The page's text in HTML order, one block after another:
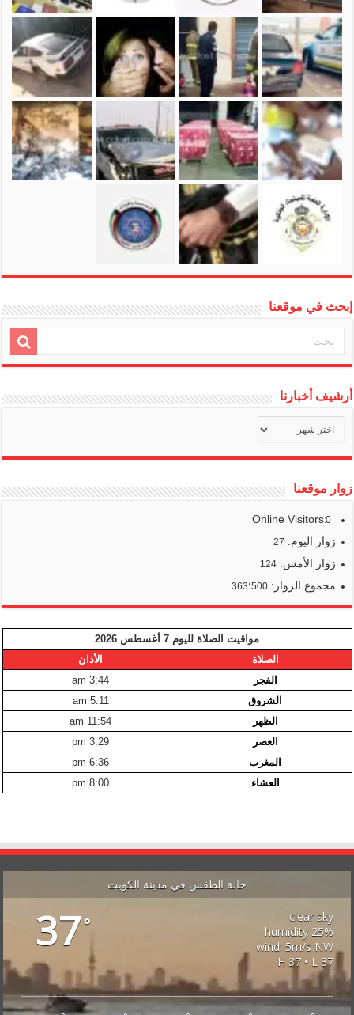
إبحث في موقعنا
أرشيف أخبارنا
أخبارنا
زوار موقعنا
Online Visitors:
0
زوار اليوم: 27
زوار الأمس:124
مجموع الزوار:363٬500
مواقيت الصلاة لليوم 7 أغسطس 2026
الصلاة
الأذان
الفجر
3:44 am
الشروق
5:11 am
الظهر
11:54 am
العصر
3:29 pm
المغرب
6:36 pm
العشاء
8:00 pm
حالة الطقس في مدينة الكويت
37°
clear sky
25% humidity
wind: 5m/s NW
H 37 • L 37